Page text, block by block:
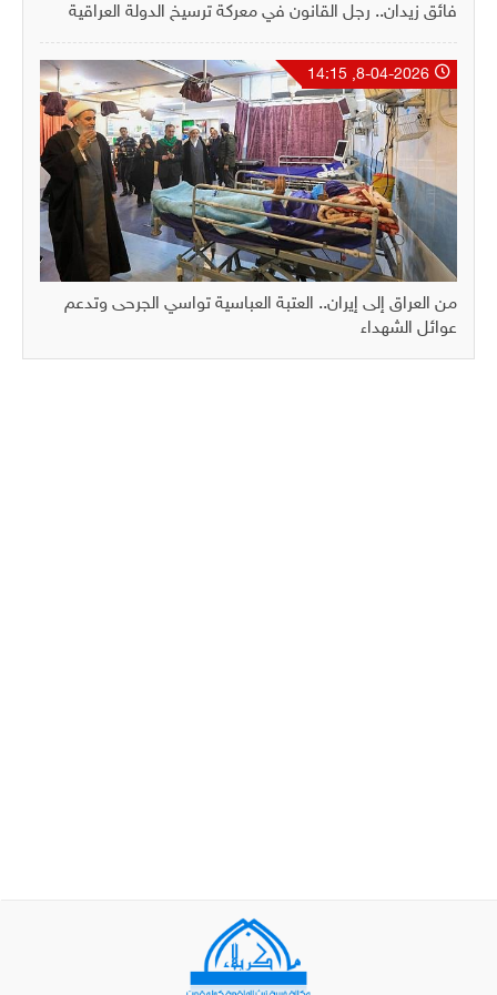
فائق زيدان.. رجل القانون في معركة ترسيخ الدولة العراقية
من العراق إلى إيران.. العتبة العباسية تواسي الجرحى وتدعم
عوائل الشهداء